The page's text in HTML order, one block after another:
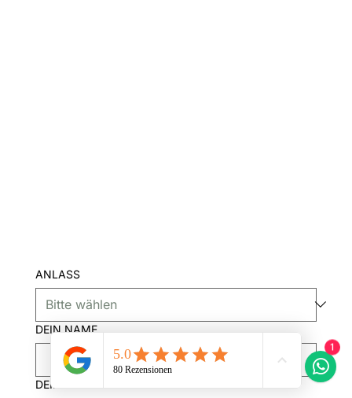
ANLASS
DEIN NAME
DEINE E-MAIL
1